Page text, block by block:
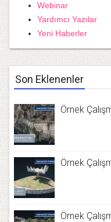
Webinar
Yardımcı Yazılar
Yeni Haberler
Son Eklenenler
Örnek
Örnek
Örnek